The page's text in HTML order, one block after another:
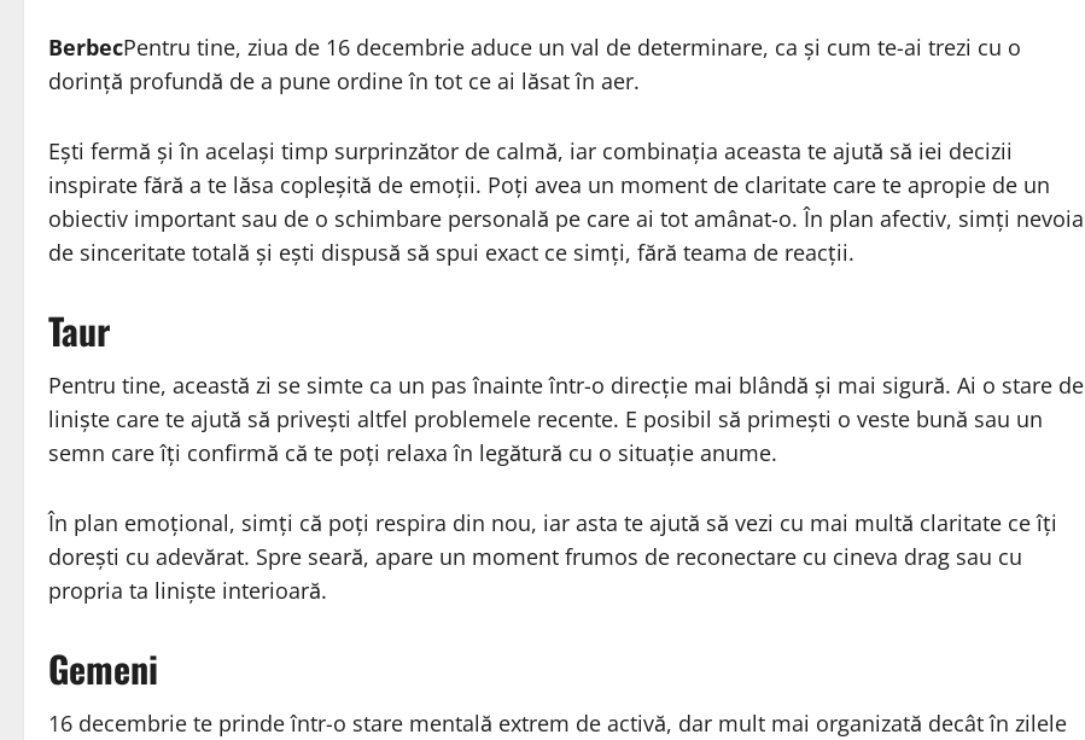
BerbecPentru tine, ziua de 16 decembrie aduce un val de determinare, ca și cum te-ai trezi cu o
dorință profundă de a pune ordine în tot ce ai lăsat în aer.
Ești fermă și în același timp surprinzător de calmă, iar combinația aceasta te ajută să iei decizii
inspirate fără a te lăsa copleșită de emoții. Poți avea un moment de claritate care te apropie de un
obiectiv important sau de o schimbare personală pe care ai tot amânat-o. În plan afectiv, simți nevoia
de sinceritate totală și ești dispusă să spui exact ce simți, fără teama de reacții.
Taur
Pentru tine, această zi se simte ca un pas înainte într-o direcție mai blândă și mai sigură. Ai o stare de
liniște care te ajută să privești altfel problemele recente. E posibil să primești o veste bună sau un
semn care îți confirmă că te poți relaxa în legătură cu o situație anume.
În plan emoțional, simți că poți respira din nou, iar asta te ajută să vezi cu mai multă claritate ce îți
dorești cu adevărat. Spre seară, apare un moment frumos de reconectare cu cineva drag sau cu
propria ta liniște interioară.
Gemeni
16 decembrie te prinde într-o stare mentală extrem de activă, dar mult mai organizată decât în zilele